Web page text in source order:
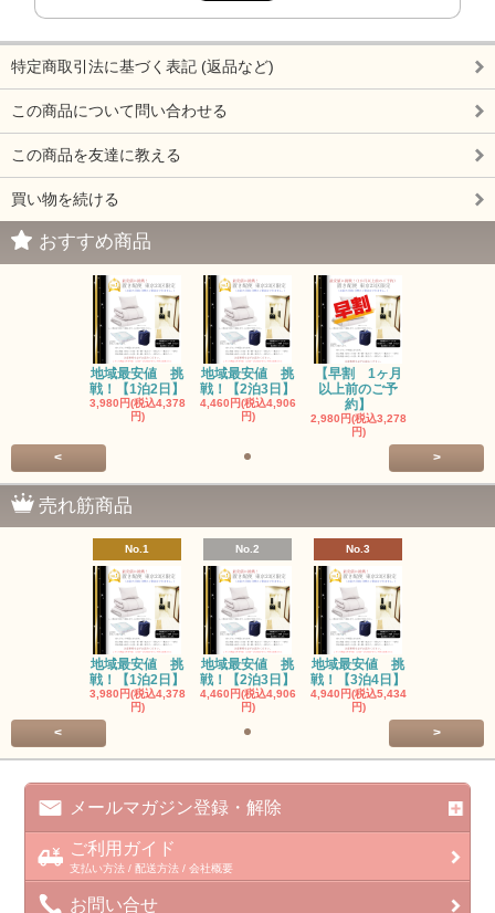
特定商取引法に基づく表記 (返品など)
この商品について問い合わせる
この商品を友達に教える
買い物を続ける
おすすめ商品
地域最安値 挑
戦！【1泊2日】
3,980円(税込4,378
円)
地域最安値 挑
戦！【2泊3日】
4,460円(税込4,906
円)
【早割 1ヶ月
以上前のご予
約】
2,980円(税込3,278
円)
< >
売れ筋商品
No.1
地域最安値 挑
戦！【1泊2日】
3,980円(税込4,378
円)
No.2
地域最安値 挑
戦！【2泊3日】
4,460円(税込4,906
円)
No.3
地域最安値 挑
戦！【3泊4日】
4,940円(税込5,434
円)
< >
メールマガジン登録・解除
ご利用ガイド
支払い方法 / 配送方法 / 会社概要
お問い合せ